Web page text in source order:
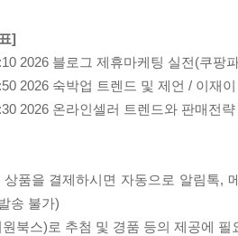
]
2026 블로그 제휴마케팅 실전(쿠팡
2026 숙박업 트렌드 및 제언 / 이재
2026 온라인셀러 트렌드와 판매전
상품을 결제하시면 자동으로 알림톡,
송 불가)
북스)로 추첨 및 경품 등의 제공에